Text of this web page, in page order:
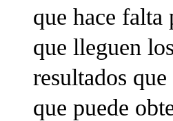
que hace falta
que lleguen los
resultados que
que puede